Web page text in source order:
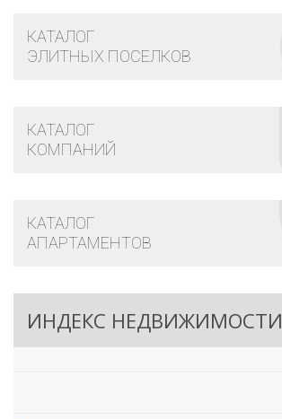
КАТАЛОГ
ЭЛИТНЫХ ПОСЕЛКОВ
КАТАЛОГ
КОМПАНИЙ
КАТАЛОГ
АПАРТАМЕНТОВ
ИНДЕКС НЕДВИЖИМОСТИ